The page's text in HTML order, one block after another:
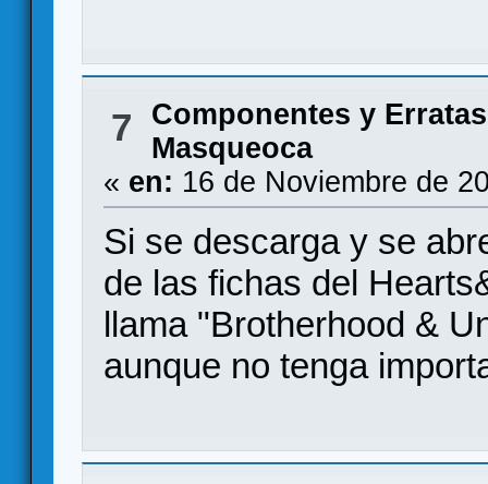
7 Componentes y Erratas
Masqueoca
« en: 16 de Noviembre de
Si se descarga y se
de las fichas del
llama "Brotherhood &
aunque no tenga